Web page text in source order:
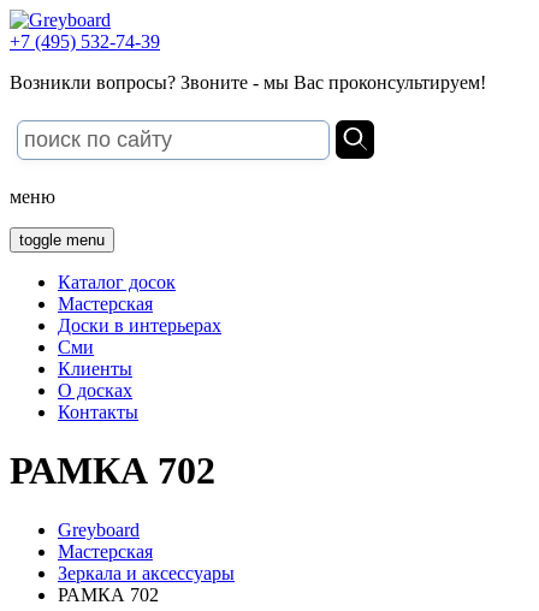
+7 (495) 532-74-39
Возникли вопросы? Звоните - мы Вас проконсультируем!
меню
toggle menu
Каталог досок
Мастерская
Доски в интерьерах
Сми
Клиенты
О досках
Контакты
РАМКА 702
Greyboard
Мастерская
Зеркала и аксессуары
РАМКА 702